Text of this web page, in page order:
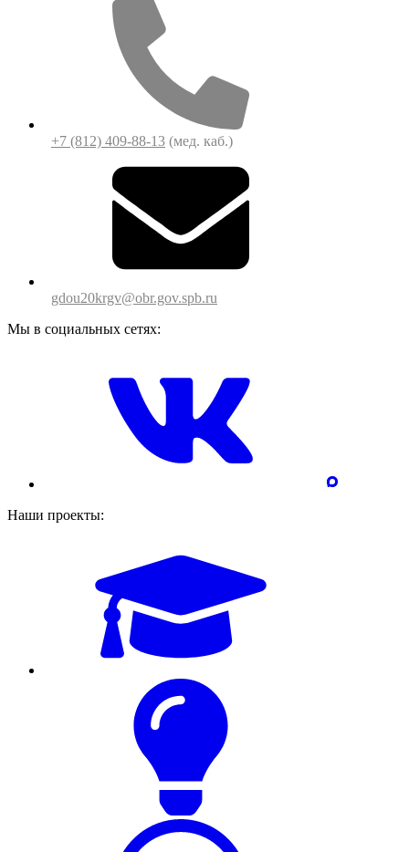
+7 (812) 409-88-13 (мед. каб.)
gdou20krgv@obr.gov.spb.ru
Мы в социальных сетях:
Наши проекты: